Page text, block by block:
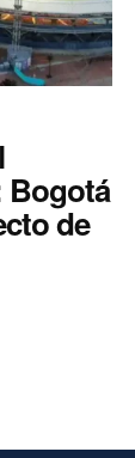
Bogotá
de